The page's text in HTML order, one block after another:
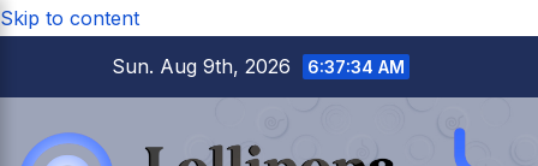
Skip to content
Sun. Aug 9th, 2026
6:37:35 AM